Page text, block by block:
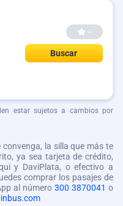
--
Buscar
estar sujetos a cambios por
la silla que más te
ya sea tarjeta de crédito,
y DaviPlata, o efectivo a
comprar los pasajes de
al número 300 3870041 o